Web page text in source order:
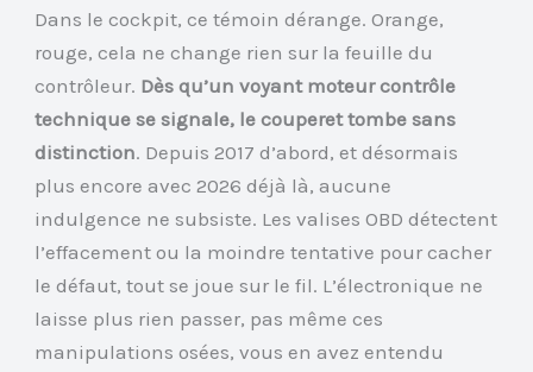
Dans le cockpit, ce témoin dérange. Orange,
rouge, cela ne change rien sur la feuille du
contrôleur. Dès qu’un voyant moteur contrôle
technique se signale, le couperet tombe sans
distinction. Depuis 2017 d’abord, et désormais
plus encore avec 2026 déjà là, aucune
indulgence ne subsiste. Les valises OBD détectent
l’effacement ou la moindre tentative pour cacher
le défaut, tout se joue sur le fil. L’électronique ne
laisse plus rien passer, pas même ces
manipulations osées, vous en avez entendu